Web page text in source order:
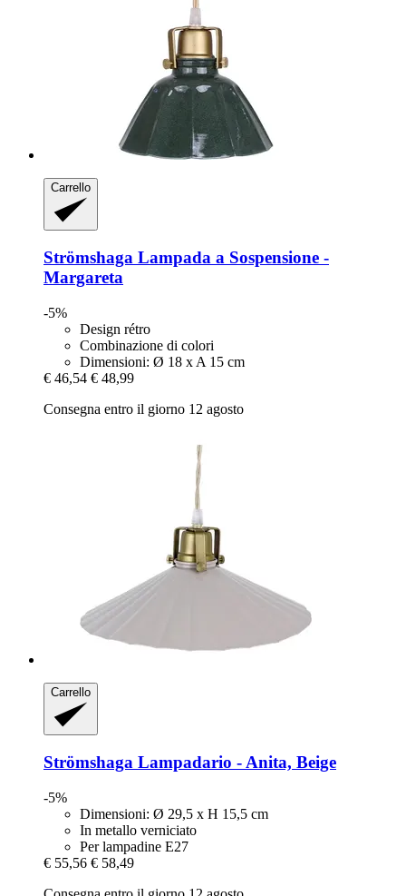
Carrello
Strömshaga Lampada a Sospensione -​
Margareta
-5%
Design rétro
Combinazione di colori
Dimensioni: Ø 18 x A 15 cm
€ 46,54 € 48,99
Consegna entro il giorno 12 agosto
Carrello
Strömshaga Lampadario -​ Anita, Beige
-5%
Dimensioni: Ø 29,5 x H 15,5 cm
In metallo verniciato
Per lampadine E27
€ 55,56 € 58,49